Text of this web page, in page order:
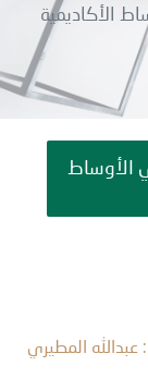
الأكاديمية
الأوساط
المطيري